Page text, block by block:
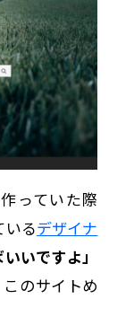
っていた際
るデザイナ
いですよ」
のサイトめ